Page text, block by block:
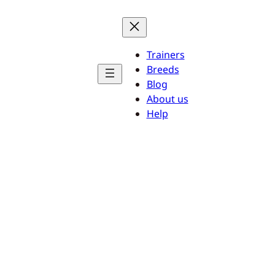
Trainers
Breeds
Blog
About us
Help